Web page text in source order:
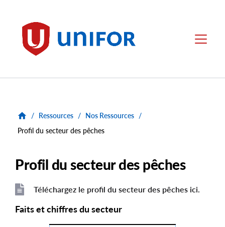
Unifor Menu
/ Ressources / Nos Ressources /
Profil du secteur des pêches
Profil du secteur des pêches
File
File
Téléchargez le profil du secteur des pêches ici.
Faits et chiffres du secteur